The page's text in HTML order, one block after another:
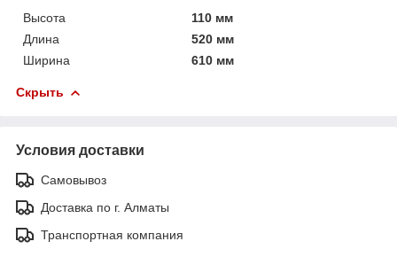
Высота
110 мм
Длина
520 мм
Ширина
610 мм
Скрыть
Условия доставки
Самовывоз
Доставка по г. Алматы
Транспортная компания